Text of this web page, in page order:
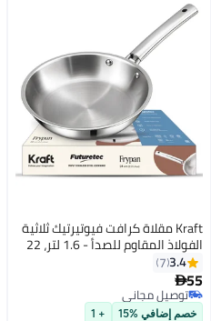
Kraft مقلاة كرافت فيوتيرتيك ثلاثية
الفولاذ المقاوم للصدأ - 1.6 لتر، 22
سم | سمك 2.5 مم | مقلاة لتحضير
الدوسا، الأومليت، الشيلا | قاعدة
تعمل بالحث، غاز
3.4
7
55
توصيل مجاني
توصيل مجاني
خصم إضافي %15 + 1